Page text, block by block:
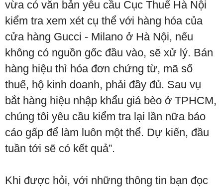
vừa có văn bản yêu cầu Cục Thuế Hà Nội
kiểm tra xem xét cụ thể với hàng hóa của
cửa hàng Gucci - Milano ở Hà Nội, nếu
không có nguồn gốc đầu vào, sẽ xử lý. Bán
hàng hiệu thì hóa đơn chứng từ, mã số
thuế, hộ kinh doanh, phải đầy đủ. Sau vụ
bắt hàng hiệu nhập khẩu giá bèo ở TPHCM,
chúng tôi yêu cầu kiểm tra lại lần nữa báo
cáo gấp để làm luôn một thể. Dự kiến, đầu
tuần tới sẽ có kết quả”.
Khi được hỏi, với những thông tin bạn đọc